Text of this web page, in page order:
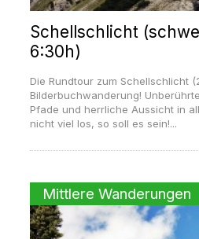
Schellschlicht
6:30h)
Die Rundtour zum Schellschlicht
Bilderbuchwanderung!
Pfade und herrliche Aussicht in
nicht viel los, so soll es sein!...
Mittlere Wanderungen